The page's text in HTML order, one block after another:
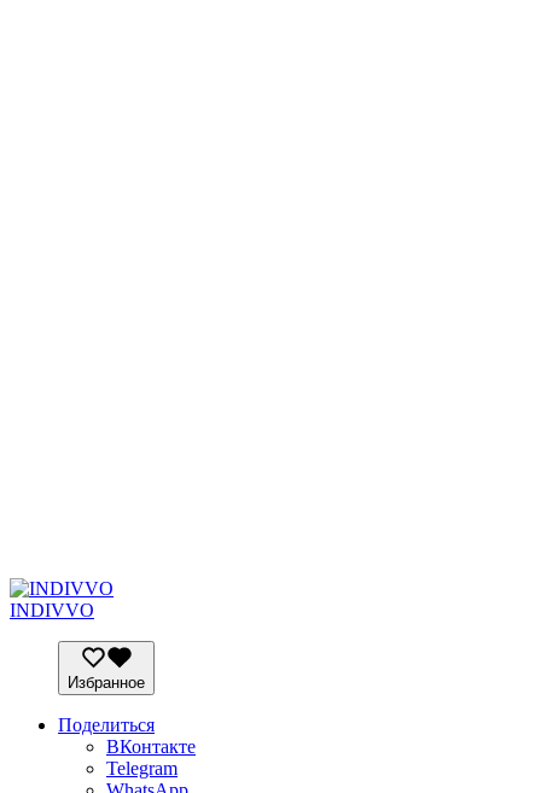
INDIVVO
Избранное
Поделиться
ВКонтакте
Telegram